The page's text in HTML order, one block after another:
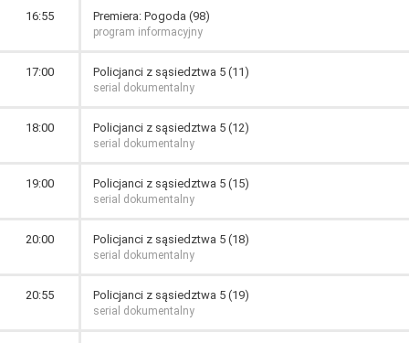
16:55 Premiera: Pogoda (98)
program informacyjny
17:00 Policjanci z sąsiedztwa 5 (11)
serial dokumentalny
18:00 Policjanci z sąsiedztwa 5 (12)
serial dokumentalny
19:00 Policjanci z sąsiedztwa 5 (15)
serial dokumentalny
20:00 Policjanci z sąsiedztwa 5 (18)
serial dokumentalny
20:55 Policjanci z sąsiedztwa 5 (19)
serial dokumentalny